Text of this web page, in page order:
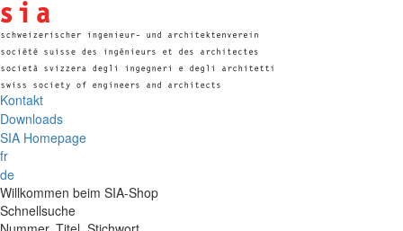
Kontakt
Downloads
SIA Homepage
fr
de
Willkommen beim SIA-Shop
Schnellsuche